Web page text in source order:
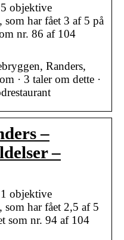
objektive
som har fået 3 af 5 på
nr. 86 af 104
Randers,
· 3 taler om dette ·
–
–
objektive
som har fået 2,5 af 5
som nr. 94 af 104